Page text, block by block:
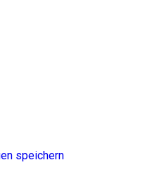
speichern